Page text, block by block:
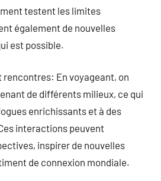
testent les limites
également de nouvelles
est possible.
rencontres: En voyageant, on
de différents milieux, ce qui
enrichissants et à des
interactions peuvent
inspirer de nouvelles
de connexion mondiale.